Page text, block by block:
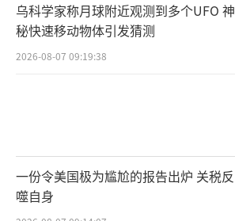
乌科学家称月球附近观测到多个UFO 神
秘快速移动物体引发猜测
2026-08-07 09:19:38
一份令美国极为尴尬的报告出炉 关税反
噬自身